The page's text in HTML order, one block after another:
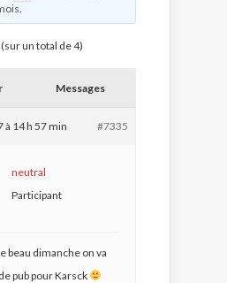
un total de 4)
Messages
à 14 h 57 min #7335
neutral
Participant
beau dimanche on va
pub pour Karsck